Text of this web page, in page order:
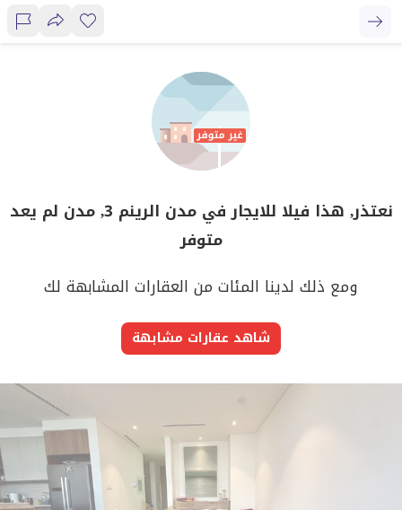
نعتذر, هذا فيلا للايجار في مدن الرينم 3, مدن لم يعد
متوفر
ومع ذلك لدينا المئات من العقارات المشابهة لك
شاهد عقارات مشابهة